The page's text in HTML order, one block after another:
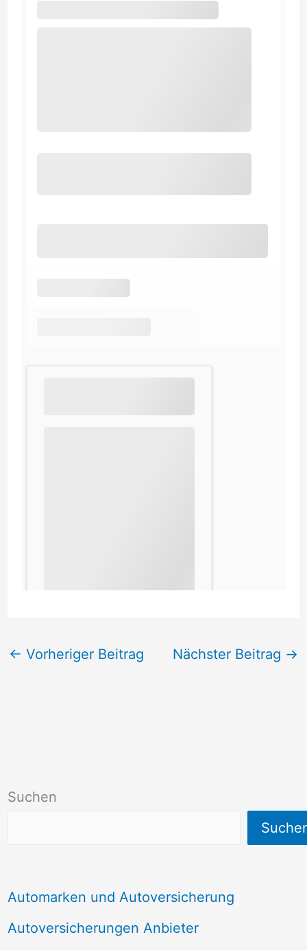
Suchen
Automarken und Autoversicherung
Autoversicherungen Anbieter
← Vorheriger Beitrag Nächster Beitrag →